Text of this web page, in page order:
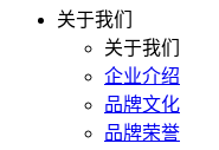
关于我们
关于我们
企业介绍
品牌文化
品牌荣誉